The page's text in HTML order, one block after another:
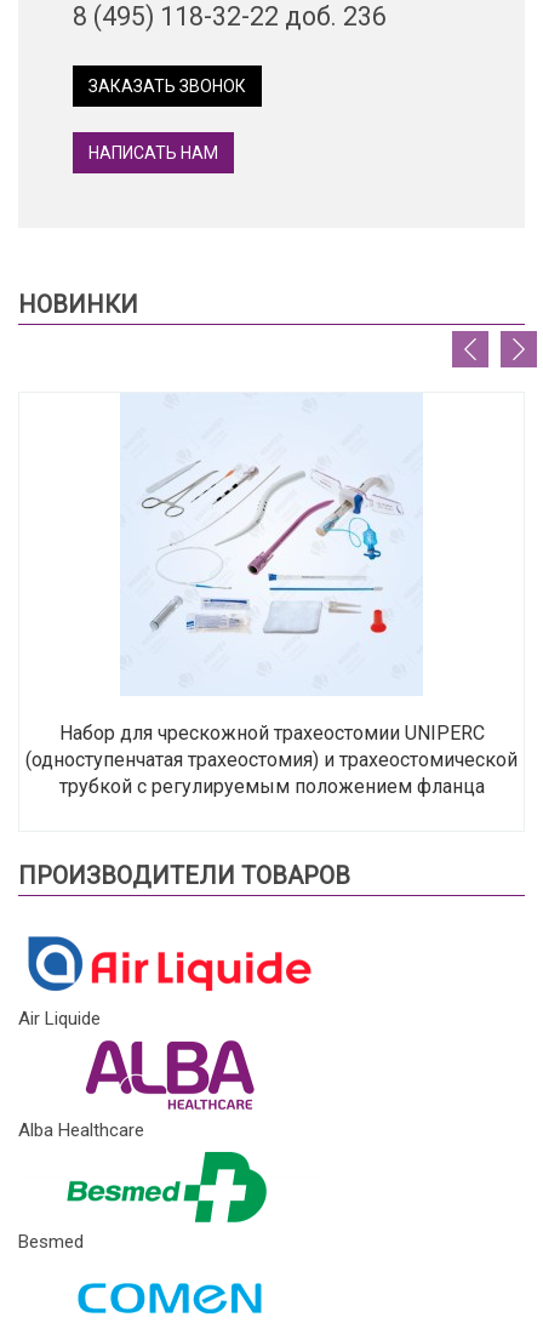
8 (495) 118-32-22 доб. 236
ЗАКАЗАТЬ ЗВОНОК
НАПИСАТЬ НАМ
НОВИНКИ
Набор для чрескожной трахеостомии UNIPERC
(одноступенчатая трахеостомия) и трахеостомической
трубкой с регулируемым положением фланца
ПРОИЗВОДИТЕЛИ ТОВАРОВ
Air Liquide
Alba Healthcare
Besmed